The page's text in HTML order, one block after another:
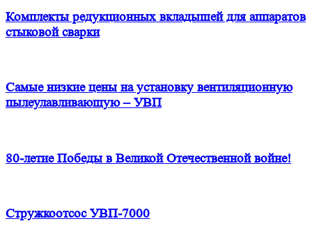
Комплекты редукционных вкладышей для аппаратов
стыковой сварки
Самые низкие цены на установку вентиляционную
пылеулавливающую – УВП
80-летие Победы в Великой Отечественной войне!
Стружкоотсос УВП-7000